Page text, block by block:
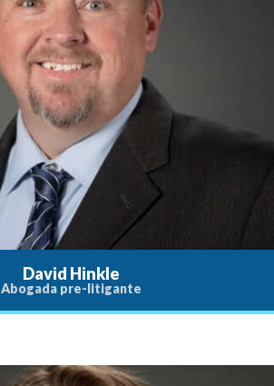
David Hinkle
Abogada pre-litigante